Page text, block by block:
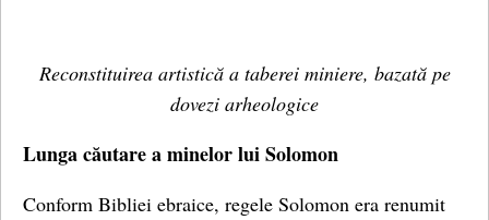
Reconstituirea artistică a taberei miniere, bazată pe
dovezi arheologice
Lunga căutare a minelor lui Solomon
Conform Bibliei ebraice, regele Solomon era renumit